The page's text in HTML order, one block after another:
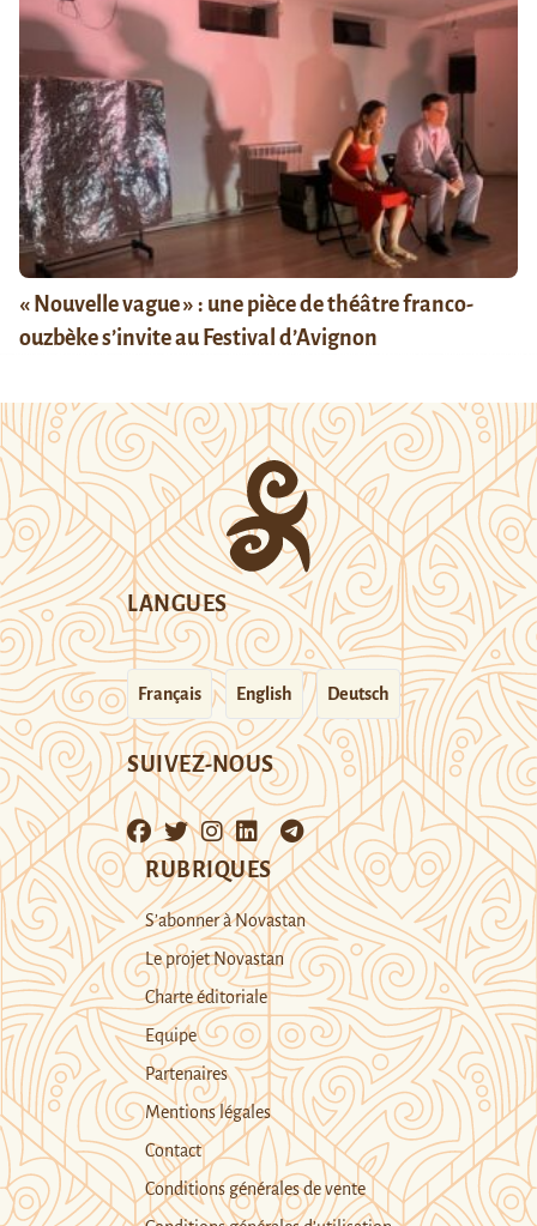
« Nouvelle vague » : une pièce de théâtre franco-
ouzbèke s’invite au Festival d’Avignon
LANGUES
Français English Deutsch
SUIVEZ-NOUS
RUBRIQUES
S’abonner à Novastan
Le projet Novastan
Charte éditoriale
Equipe
Partenaires
Mentions légales
Contact
Conditions générales de vente